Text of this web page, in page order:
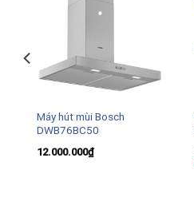
Máy hút mùi Bosch
DWB76BC50
12.000.000₫